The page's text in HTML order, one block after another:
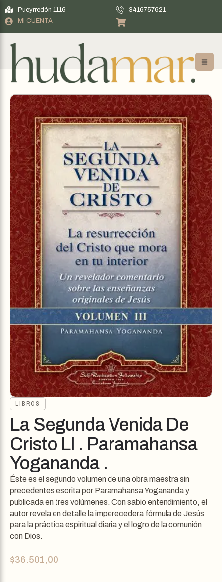
Pueyrredón 1116
3416757621
MI CUENTA
LIBROS
La Segunda Venida De
Cristo Ll . Paramahansa
Yogananda .
Éste es el segundo volumen de una obra maestra sin
precedentes escrita por Paramahansa Yogananda y
publicada en tres volúmenes. Con sabio entendimiento, el
autor revela en detalle la imperecedera fórmula de Jesús
para la práctica espiritual diaria y el logro de la comunión
con Dios.
$36.501,00